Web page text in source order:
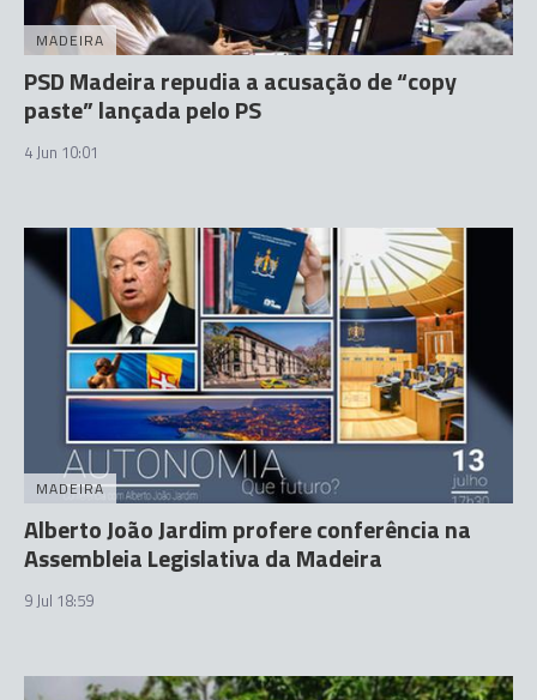
MADEIRA
PSD Madeira repudia a acusação de “copy
paste” lançada pelo PS
4 Jun 10:01
MADEIRA
Alberto João Jardim profere conferência na
Assembleia Legislativa da Madeira
9 Jul 18:59